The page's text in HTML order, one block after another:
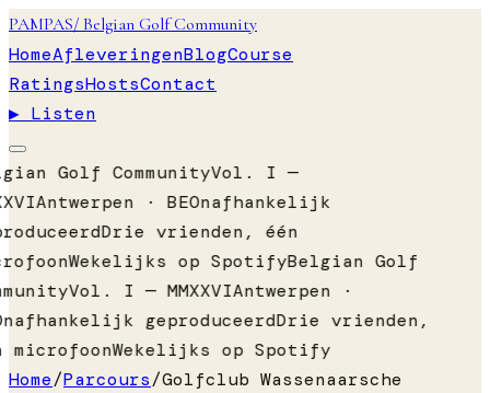
PAMPAS/ Belgian Golf Community
HomeAfleveringenBlogCourse
RatingsHostsContact
▶ Listen
Golf CommunityVol. I —
Antwerpen · BEOnafhankelijk
Drie vrienden, één
Wekelijks op SpotifyBelgian Golf
Vol. I — MMXXVIAntwerpen ·
geproduceerdDrie vrienden,
microfoonWekelijks op Spotify
Home/Parcours/Golfclub Wassenaarsche